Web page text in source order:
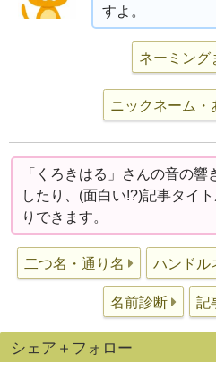
すよ。
ネーミング
ニックネーム・
「くろきはる」さんの音の響
したり、(面白い!?)記事タイ
りできます。
二つ名・通り名 ハンドル
名前診断 記
シェア＋フォロー